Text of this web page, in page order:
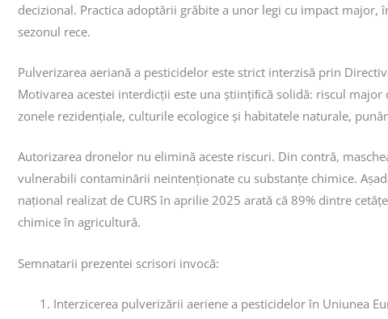
decizional. Practica adoptării grăbite a unor legi cu impact
sezonul rece.
Pulverizarea aeriană a pesticidelor este strict interzisă prin
Motivarea acestei interdicții este una științiﬁcă solidă: riscul
zonele rezidențiale, culturile ecologice și habitatele naturale,
Autorizarea dronelor nu elimină aceste riscuri. Din contră,
vulnerabili contaminării neintenționate cu substanțe chimice.
național realizat de CURS în aprilie 2025 arată că 89% dintre
chimice în agricultură.
Semnatarii prezentei scrisori invocă:
Interzicerea pulverizării aeriene a pesticidelor în Uniunea